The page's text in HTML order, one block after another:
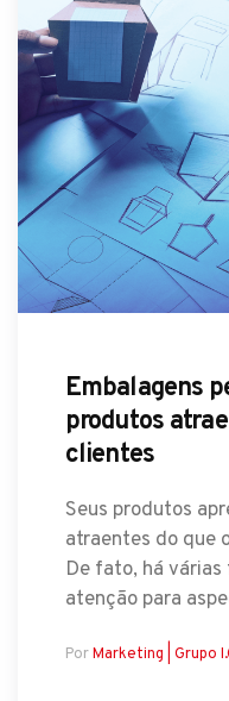
Embalagens
produtos
clientes
Seus produtos
atraentes do que
De fato, há
atenção para
PorMarketing | Grupo